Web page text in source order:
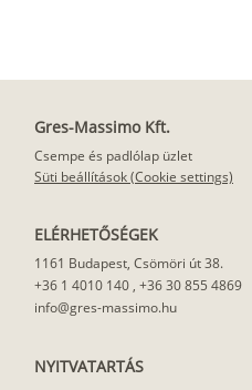
Gres-Massimo Kft.
Csempe és padlólap üzlet
Süti beállítások (Cookie settings)
ELÉRHETŐSÉGEK
1161 Budapest, Csömöri út 38.
+36 1 4010 140 , +36 30 855 4869
info@gres-massimo.hu
NYITVATARTÁS